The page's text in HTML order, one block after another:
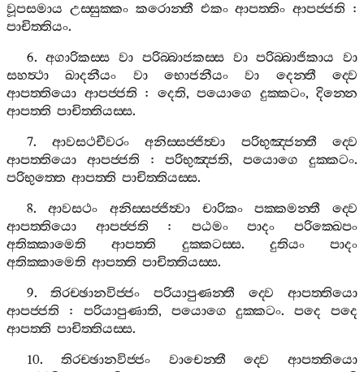
වූපසමාය උස‍්සුක‍්කං කරොන‍්තී එකං ආපත‍්තිං ආපජ‍්ජති :
පාචිත‍්තියං.
6.අගාරිකස‍්ස වා පරිබ‍්බාජකස‍්ස වා පරිබ‍්බාජිකාය
වා
සහත්‍ථා
ඛාදනීයං වා භොජනීයං වා දෙන‍්තී
ද‍්වෙ
ආපත‍්තියො ආපජ‍්ජති : දෙති, පයොගෙ දුක‍්කටං, දින‍්නෙ
ආපත‍්ති පාචිත‍්තියස‍්ස.
7. ආවසථචීවරං අනිස‍්සජ‍්ජිත්‍වා පරිභුඤ‍්ජන‍්තී
ද‍්වෙ
ආපත‍්තියො
ආපජ‍්ජති :පරිභුඤ‍්ජති,පයොගෙ දුක‍්කටං.
පරිභුත‍්තෙ ආපත‍්ති පාචිත‍්තියස‍්ස.
8.ආවසථං අනිස‍්සජ‍්ජිත්‍වා චාරිකං පක‍්කමන‍්තී
ද‍්වෙ
ආපත‍්තියො
ආපජ‍්ජති : පඨමං පාදං
පරික‍්ඛෙපං
අතික‍්කාමෙති
ආපත‍්ති දුක‍්කටස‍්ස. දුතියං
පාදං
අතික‍්කාමෙති ආපත‍්ති පාචිත‍්තියස‍්ස.
9.තිරච‍්ඡානවිජ‍්ජං පරියාපුණන‍්තී ද‍්වෙ
ආපත‍්තියො
ආපජ‍්ජති : පරියාපුණාති, පයොගෙ දුක‍්කටං.පදෙ
පදෙ
ආපත‍්ති පාචිත‍්තියස‍්ස.
10.තිරච‍්ඡානවිජ‍්ජං වාචෙන‍්තී ද‍්වෙ
ආපත‍්තියො